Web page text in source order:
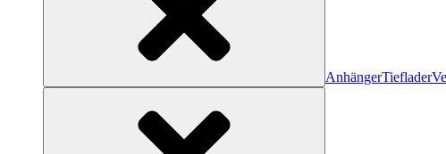
AnhängerTieflader